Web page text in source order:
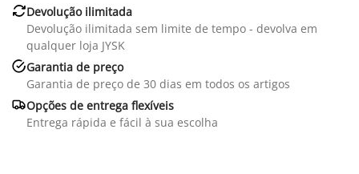
Devolução ilimitada
Devolução ilimitada sem limite de tempo - devolva em
qualquer loja JYSK
Garantia de preço
Garantia de preço de 30 dias em todos os artigos
Opções de entrega flexíveis
Entrega rápida e fácil à sua escolha